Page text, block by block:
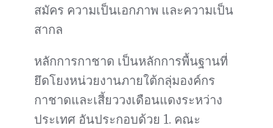
สมัคร ความเป็นเอกภาพ และความเป็น
สากล
หลักการกาชาด เป็นหลักการพื้นฐานที่
ยึดโยงหน่วยงานภายใต้กลุ่มองค์กร
กาชาดและเสี้ยววงเดือนแดงระหว่าง
ประเทศ อันประกอบด้วย 1. คณะ